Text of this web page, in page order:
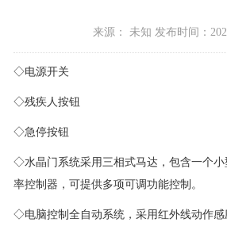
来源： 未知 发布时间：
◇电源开关
◇残疾人按钮
◇急停按钮
◇水晶门系统采用三相式马达，包含一个小
率控制器，可提供多项可调功能控制。
◇电脑控制全自动系统，采用红外线动作